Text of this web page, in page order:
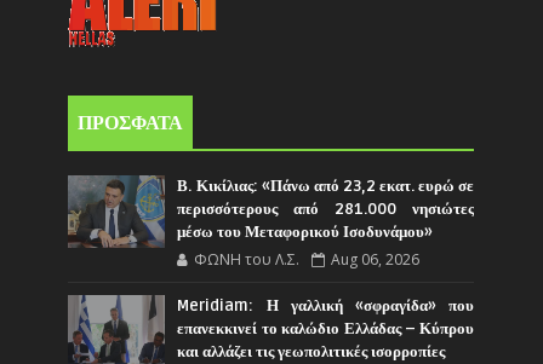
ΠΡΟΣΦΑΤΑ
Β. Κικίλιας: «Πάνω από 23,2 εκατ. ευρώ σε
περισσότερους από 281.000 νησιώτες
μέσω του Μεταφορικού Ισοδυνάμου»
ΦΩΝΗ του Λ.Σ. Aug 06, 2026
Meridiam: Η γαλλική «σφραγίδα» που
επανεκκινεί το καλώδιο Ελλάδας – Κύπρου
και αλλάζει τις γεωπολιτικές ισορροπίες